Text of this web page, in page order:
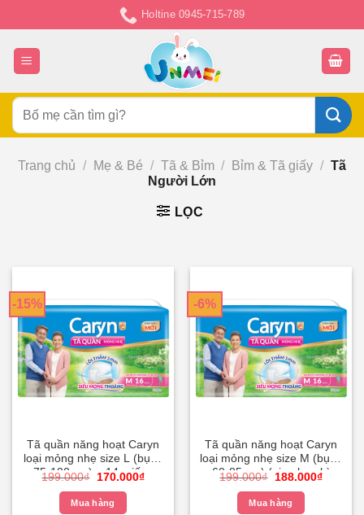
đến
nội
dung
Holtine 0945-715-789
Tìm
kiếm:
Trang chủ / Mẹ & Bé / Tã & Bỉm / Bỉm & Tã giấy / Tã
Người Lớn
LỌC
-15%
Tã quần năng hoạt Caryn
loại mỏng nhẹ size L (bụng
75-100 cm) – 14 miếng
199.000₫
Giá
là:
199.000₫.
170.000₫Giá
Mua hàng
-6%
Tã quần năng hoạt Caryn
loại mỏng nhẹ size M (bụng
60-85 cm) (giao bao bì
199.000₫
Giá
là:
199.000₫.
188.000₫Giá
Mua hàng